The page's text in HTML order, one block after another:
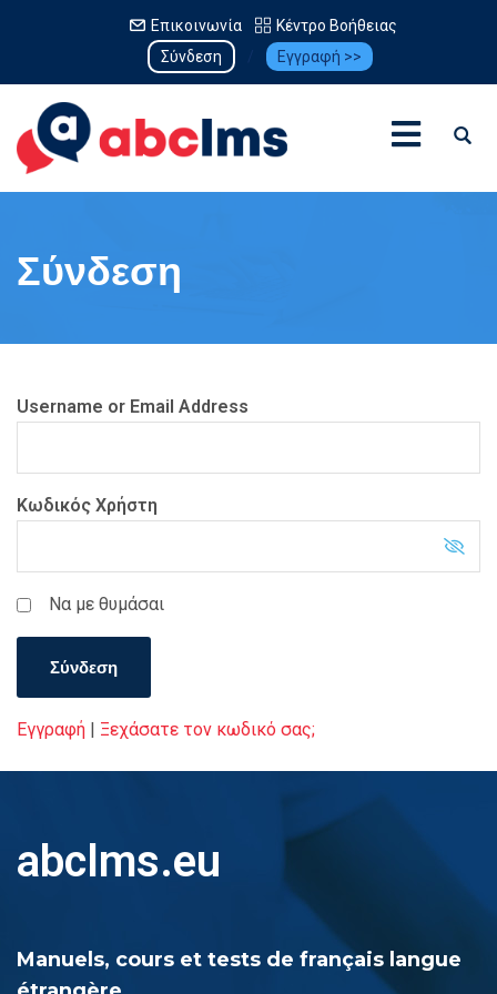
Επικοινωνία
Κέντρο Βοήθειας
Σύνδεση
Εγγραφή >>
Σύνδεση
Username or Email Address
Κωδικός Χρήστη
Να με θυμάσαι
Εγγραφή | Ξεχάσατε τον κωδικό σας;
abclms.eu
Manuels, cours et tests de français langue